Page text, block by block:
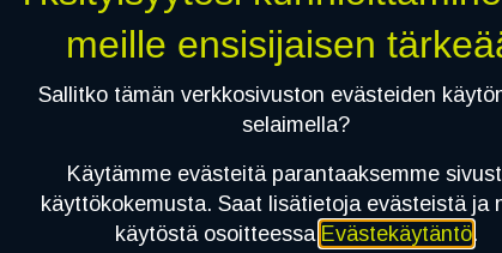
Toimitusehdot
meille ensisijaisen
Sallitko tämän verkkosivuston evästeiden
selaimella?
Käytämme evästeitä parantaaksemme
käyttökokemusta. Saat lisätietoja evästeistä ja
käytöstä osoitteessa Evästekäytäntö.